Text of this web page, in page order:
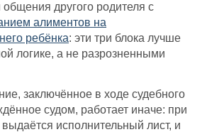
общения другого родителя с
алиментов на
ребёнка: эти три блока лучше
логике, а не разрозненными
заключённое в ходе судебного
судом, работает иначе: при
исполнительный лист, и